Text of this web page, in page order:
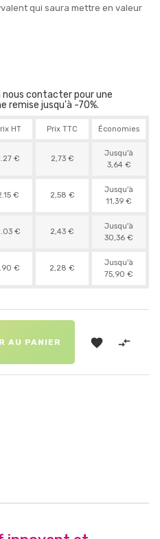
qui saura mettre en valeur
nous contacter pour une
remise jusqu'à -70%.
HT Prix TTC Économies
€ 2,73 €
Jusqu'à
3,64 €
€ 2,58 €
Jusqu'à
11,39 €
€ 2,43 €
Jusqu'à
30,36 €
€ 2,28 €
Jusqu'à
75,90 €
AU PANIER  